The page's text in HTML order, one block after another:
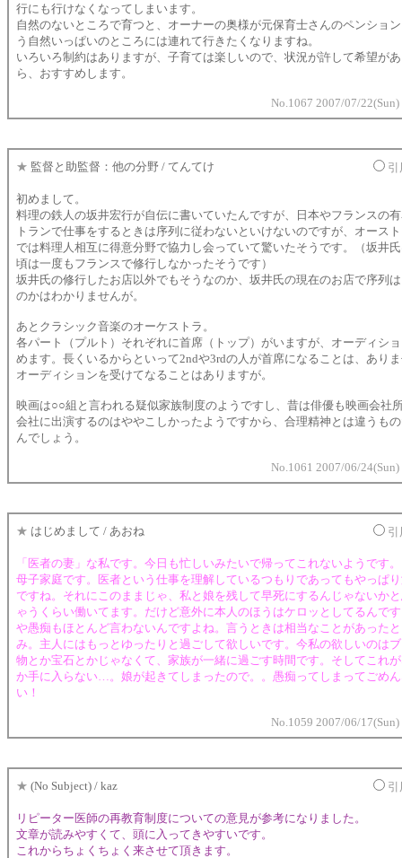
行にも行けなくなってしまいます。
自然のないところで育つと、オーナーの奥様が元保育士さんのペンショ
う自然いっぱいのところには連れて行きたくなりますね。
いろいろ制約はありますが、子育ては楽しいので、状況が許して希望が
ら、おすすめします。
No.1067 2007/07/
★ 監督と助監督：他の分野 / てんてけ 引
初めまして。
料理の鉄人の坂井宏行が自伝に書いていたんですが、日本やフランスの
トランで仕事をするときは序列に従わないといけないのですが、オース
では料理人相互に得意分野で協力し会っていて驚いたそうです。（坂井
頃は一度もフランスで修行しなかったそうです）
坂井氏の修行したお店以外でもそうなのか、坂井氏の現在のお店で序列
のかはわかりませんが。
あとクラシック音楽のオーケストラ。
各パート（プルト）それぞれに首席（トップ）がいますが、オーディシ
めます。長くいるからといって2ndや3rdの人が首席になることは、あり
オーディションを受けてなることはありますが。
映画は○○組と言われる疑似家族制度のようですし、昔は俳優も映画会社
会社に出演するのはややこしかったようですから、合理精神とは違うも
んでしょう。
No.1061 2007/06/
★ はじめまして / あおね 引
「医者の妻」な私です。今日も忙しいみたいで帰ってこれないようです
母子家庭です。医者という仕事を理解しているつもりであってもやっぱ
ですね。それにこのままじゃ、私と娘を残して早死にするんじゃないか
ゃうくらい働いてます。だけど意外に本人のほうはケロッとしてるんで
や愚痴もほとんど言わないんですよね。言うときは相当なことがあった
み。主人にはもっとゆったりと過ごして欲しいです。今私の欲しいのは
物とか宝石とかじゃなくて、家族が一緒に過ごす時間です。そしてこれ
か手に入らない…。娘が起きてしまったので。。愚痴ってしまってごめ
い！
No.1059 2007/06/
★ (No Subject) / kaz 引
リピーター医師の再教育制度についての意見が参考になりました。
文章が読みやすくて、頭に入ってきやすいです。
これからちょくちょく来させて頂きます。